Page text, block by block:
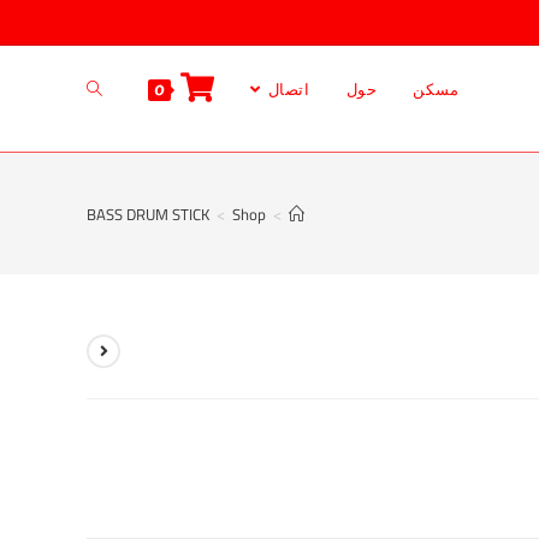
مسكن حول اتصال 0
>
Shop
>
BASS DRUM STICK